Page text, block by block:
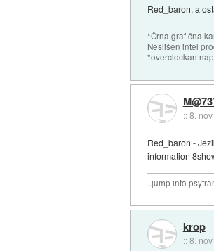
Red_baron, a
*Črna grafična
Neslišen intel
*overclockan
::8.
Red_baron -
information
..jump into
krop
::8.